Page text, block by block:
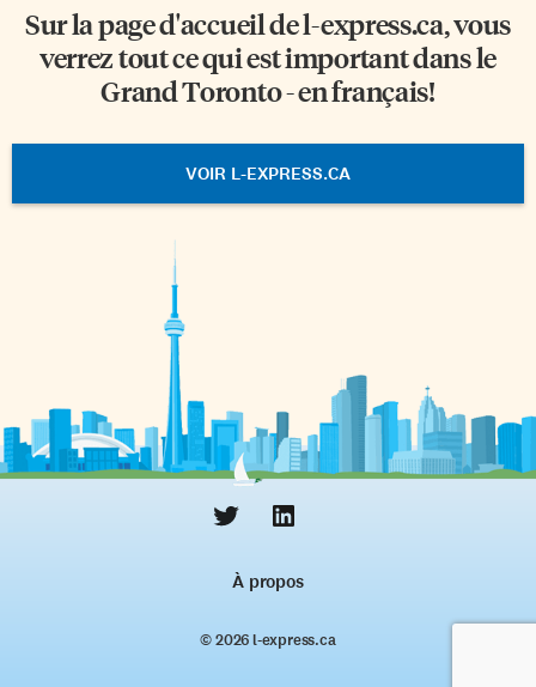
Sur la page d'accueil del-express.ca, vous
verrez tout ce qui est important dans le
Grand Toronto - en français!
VOIR L-EXPRESS.CA
À propos
© 2026 l‑express.ca